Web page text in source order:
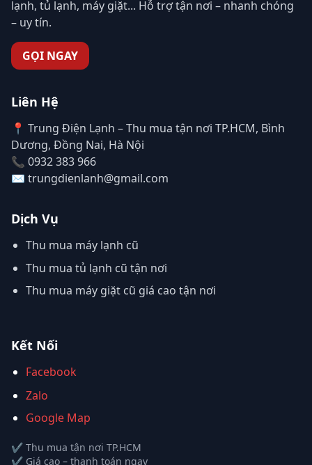
lạnh, tủ lạnh, máy giặt... Hỗ trợ tận nơi – nhanh chóng
– uy tín.
GỌI NGAY
Liên Hệ
📍 Trung Điện Lạnh – Thu mua tận nơi TP.HCM, Bình
Dương, Đồng Nai, Hà Nội
📞 0932 383 966
✉️ trungdienlanh@gmail.com
Dịch Vụ
Thu mua máy lạnh cũ
Thu mua tủ lạnh cũ tận nơi
Thu mua máy giặt cũ giá cao tận nơi
Kết Nối
Facebook
Zalo
Google Map
✔ Thu mua tận nơi TP.HCM
✔ Giá cao – thanh toán ngay